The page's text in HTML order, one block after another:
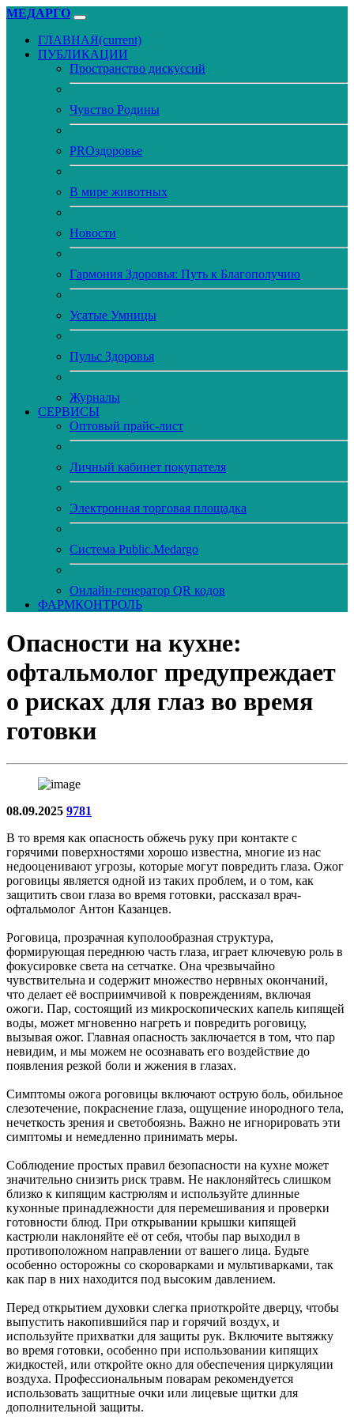
МЕДАРГО
ГЛАВНАЯ(current)
ПУБЛИКАЦИИ
Пространство дискуссий
Чувство Родины
PROздоровье
В мире животных
Новости
Гармония Здоровья: Путь к Благополучию
Усатые Умницы
Пульс Здоровья
Журналы
CЕРВИСЫ
Оптовый прайс-лист
Личный кабинет покупателя
Электронная торговая площадка
Система Public.Medargo
Онлайн-генератор QR кодов
ФАРМКОНТРОЛЬ
Опасности на кухне:
офтальмолог предупреждает
о рисках для глаз во время
готовки
08.09.2025 9781
В то время как опасность обжечь руку при контакте с
горячими поверхностями хорошо известна, многие из нас
недооценивают угрозы, которые могут повредить глаза. Ожог
роговицы является одной из таких проблем, и о том, как
защитить свои глаза во время готовки, рассказал врач-
офтальмолог Антон Казанцев.
Роговица, прозрачная куполообразная структура,
формирующая переднюю часть глаза, играет ключевую роль в
фокусировке света на сетчатке. Она чрезвычайно
чувствительна и содержит множество нервных окончаний,
что делает её восприимчивой к повреждениям, включая
ожоги. Пар, состоящий из микроскопических капель кипящей
воды, может мгновенно нагреть и повредить роговицу,
вызывая ожог. Главная опасность заключается в том, что пар
невидим, и мы можем не осознавать его воздействие до
появления резкой боли и жжения в глазах.
Симптомы ожога роговицы включают острую боль, обильное
слезотечение, покраснение глаза, ощущение инородного тела,
нечеткость зрения и светобоязнь. Важно не игнорировать эти
симптомы и немедленно принимать меры.
Соблюдение простых правил безопасности на кухне может
значительно снизить риск травм. Не наклоняйтесь слишком
близко к кипящим кастрюлям и используйте длинные
кухонные принадлежности для перемешивания и проверки
готовности блюд. При открывании крышки кипящей
кастрюли наклоняйте её от себя, чтобы пар выходил в
противоположном направлении от вашего лица. Будьте
особенно осторожны со скороварками и мультиварками, так
как пар в них находится под высоким давлением.
Перед открытием духовки слегка приоткройте дверцу, чтобы
выпустить накопившийся пар и горячий воздух, и
используйте прихватки для защиты рук. Включите вытяжку
во время готовки, особенно при использовании кипящих
жидкостей, или откройте окно для обеспечения циркуляции
воздуха. Профессиональным поварам рекомендуется
использовать защитные очки или лицевые щитки для
дополнительной защиты.